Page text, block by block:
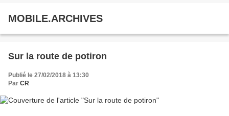
MOBILE.ARCHIVES
Sur la route de potiron
Publié le 27/02/2018 à 13:30
Par CR